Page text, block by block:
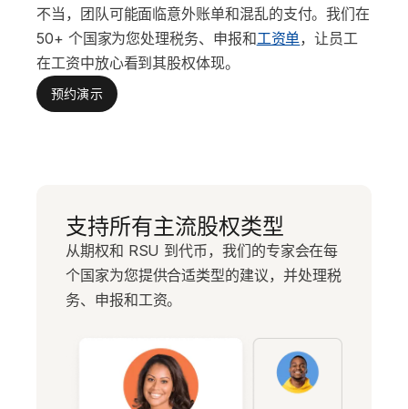
不当，团队可能面临意外账单和混乱的支付。我们在
50+ 个国家为您处理税务、申报和工资单，让员工
在工资中放心看到其股权体现。
预约演示
支持所有主流股权类型
从期权和 RSU 到代币，我们的专家会在每
个国家为您提供合适类型的建议，并处理税
务、申报和工资。